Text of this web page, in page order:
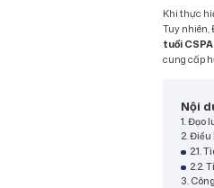
Khi thực
Tuy nhiên,
tuổi CSPA
cung cấp
Nội
1. Đạo
2. Điều
2.1.
2.2.
3.